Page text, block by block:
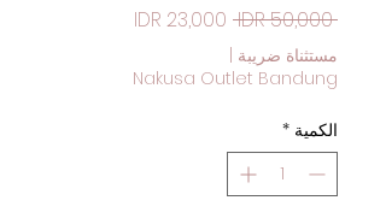
‏50,000 IDR سعر عادي
مستثناة ضريبة
Nakusa Outlet Bandung
الكمية *